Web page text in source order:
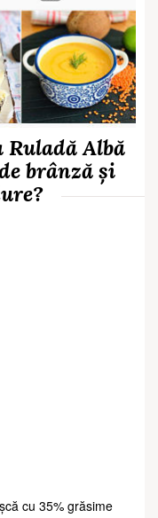
Ruladă Albă
brânză și
cu 35% grăsime